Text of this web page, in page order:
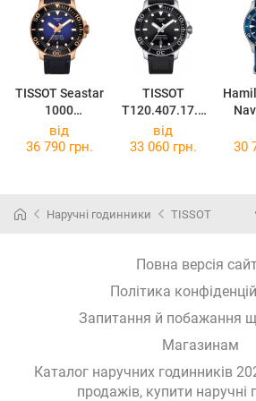
TISSOT Seastar
1000
T120.407.37.0
41.00
TISSOT
T120.407.17.0
51.00
від
36 790 грн.
від
33 060 грн.
30
Наручні годинники TISSOT
Повна версія
Політика
Запитання й побажання
Магазинам
Каталог наручних годинників
продажів, купити наручні